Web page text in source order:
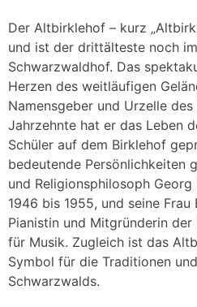
Der Altbirklehof – kurz
und ist der drittälteste noch
Schwarzwaldhof. Das
Herzen des weitläufigen
Namensgeber und Urzelle
Jahrzehnte hat er das Leben
Schüler auf dem Birklehof
bedeutende Persönlichkeiten
und Religionsphilosoph
1946 bis 1955, und seine
Pianistin und Mitgründerin
für Musik. Zugleich ist das
Symbol für die Traditionen
Schwarzwalds.